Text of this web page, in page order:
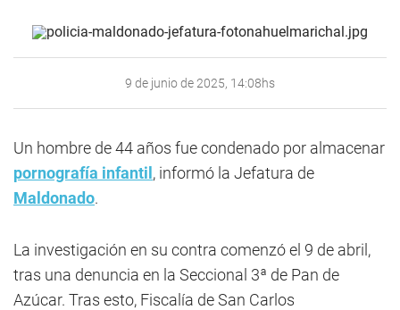
9 de junio de 2025, 14:08hs
Un hombre de 44 años fue condenado por almacenar
pornografía infantil , informó la Jefatura de
Maldonado.
La investigación en su contra comenzó el 9 de abril,
tras una denuncia en la Seccional 3ª de Pan de
Azúcar. Tras esto, Fiscalía de San Carlos